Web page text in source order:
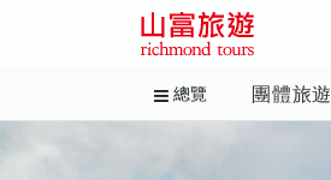
總覽 團體旅遊